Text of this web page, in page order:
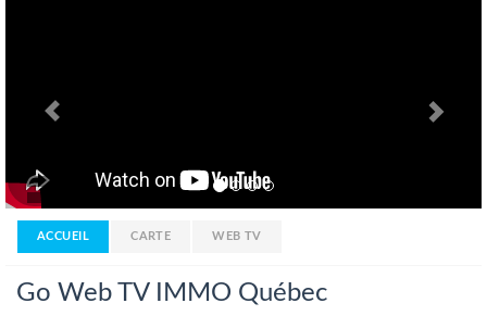
ACCUEIL CARTE WEB TV
Go Web TV IMMO Québec